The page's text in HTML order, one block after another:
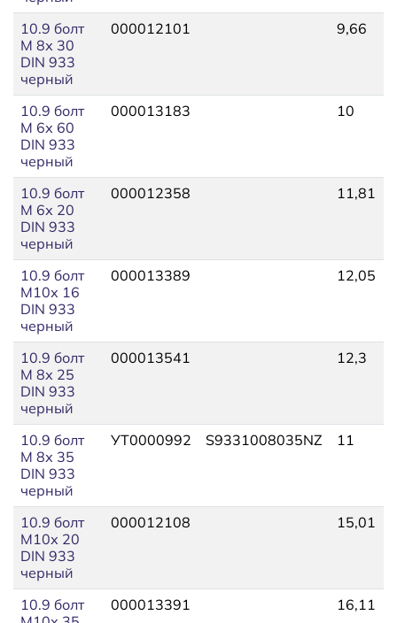
10.9 болт
М 8х 30
DIN 933
черный
000012101 9,66
10.9 болт
М 6х 60
DIN 933
черный
000013183 10
10.9 болт
М 6х 20
DIN 933
черный
000012358 11,81
10.9 болт
М10х 16
DIN 933
черный
000013389 12,05
10.9 болт
М 8х 25
DIN 933
черный
000013541 12,3
10.9 болт
М 8х 35
DIN 933
черный
УТ0000992 S9331008035NZ 11
10.9 болт
М10х 20
DIN 933
черный
000012108 15,01
10.9 болт
000013391 16,11